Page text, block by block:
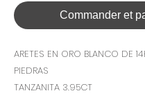
Commander et
ARETES EN ORO BLANCO DE
PIEDRAS
TANZANITA 3.95CT